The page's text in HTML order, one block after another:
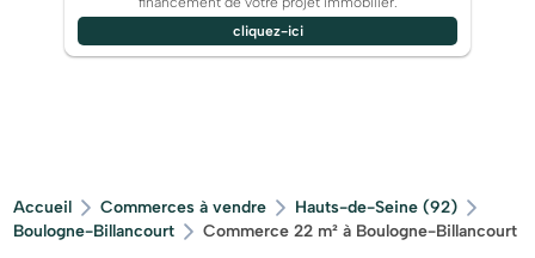
cliquez-ici
Accueil Commerces à vendre
Hauts-de-Seine (92)
Boulogne-Billancourt
Commerce 22 m² à Boulogne-Billancourt